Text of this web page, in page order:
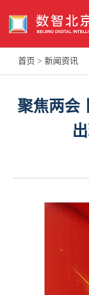
首页 > 新闻资讯
聚焦两会